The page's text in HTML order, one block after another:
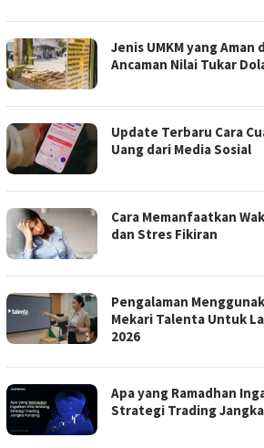
Jenis UMKM yang
Ancaman Nilai Tukar
Update Terbaru Cara
Uang dari Media Sosial
Cara Memanfaatkan
dan Stres Fikiran
Pengalaman
Mekari Talenta Untuk
2026
Apa yang Ramadhan
Strategi Trading